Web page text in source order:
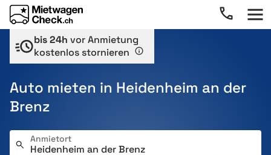
bis 24h vor Anmietung
kostenlos stornieren
Auto mieten in Heidenheim an der
Brenz
Anmietort